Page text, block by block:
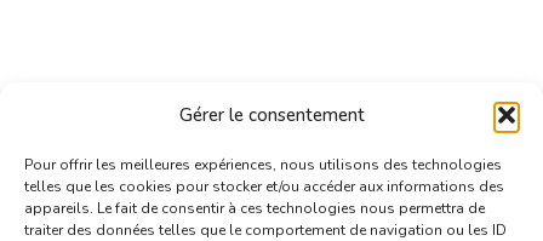
Gérer le consentement
Pour offrir les meilleures expériences, nous utilisons des technologies
telles que les cookies pour stocker et/ou accéder aux informations des
appareils. Le fait de consentir à ces technologies nous permettra de
traiter des données telles que le comportement de navigation ou les ID